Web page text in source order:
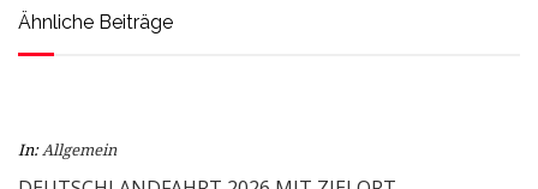
Ähnliche Beiträge
In: Allgemein